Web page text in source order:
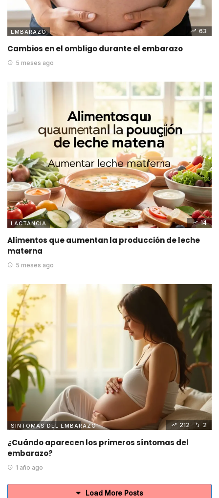
EMBARAZO 63
Cambios en el ombligo durante el embarazo
5 meses ago
LACTANCIA 14
Alimentos que aumentan la producción de leche
materna
5 meses ago
SÍNTOMAS DEL EMBARAZO 212 2
¿Cuándo aparecen los primeros síntomas del
embarazo?
1 año ago
Load More Posts